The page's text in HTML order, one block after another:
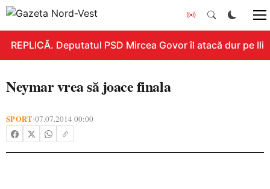
REPLICĂ. Deputatul PSD Mircea Govor îl atacă dur pe
Neymar vrea să joace finala
SPORT•07.07.2014 00:00